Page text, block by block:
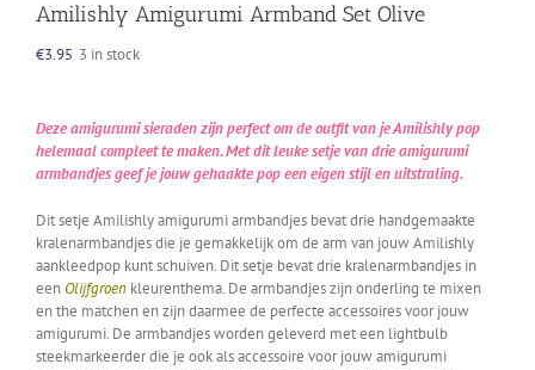
Amilishly Amigurumi Armband Set Olive
€3.95 3 in stock
Deze amigurumi sieraden zijn perfect om de outfit van je Amilishly pop
helemaal compleet te maken. Met dit leuke setje van drie amigurumi
armbandjes geef je jouw gehaakte pop een eigen stijl en uitstraling.
Dit setje Amilishly amigurumi armbandjes bevat drie handgemaakte
kralenarmbandjes die je gemakkelijk om de arm van jouw Amilishly
aankleedpop kunt schuiven. Dit setje bevat drie kralenarmbandjes in
een Olijfgroen kleurenthema. De armbandjes zijn onderling te mixen
en the matchen en zijn daarmee de perfecte accessoires voor jouw
amigurumi. De armbandjes worden geleverd met een lightbulb
steekmarkeerder die je ook als accessoire voor jouw amigurumi